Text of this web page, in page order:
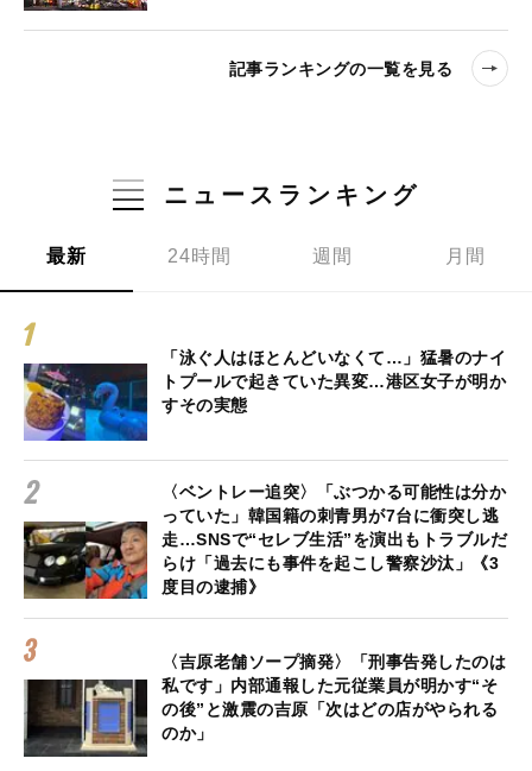
記事ランキングの一覧を見る
ニュースランキング
最新 24時間 週間 月間
「泳ぐ人はほとんどいなくて…」猛暑のナイ
トプールで起きていた異変…港区女子が明か
すその実態
〈ベントレー追突〉「ぶつかる可能性は分か
っていた」韓国籍の刺青男が7台に衝突し逃
走…SNSで“セレブ生活”を演出もトラブルだ
らけ「過去にも事件を起こし警察沙汰」《3
度目の逮捕》
〈吉原老舗ソープ摘発〉「刑事告発したのは
私です」内部通報した元従業員が明かす“そ
の後”と激震の吉原「次はどの店がやられる
のか」